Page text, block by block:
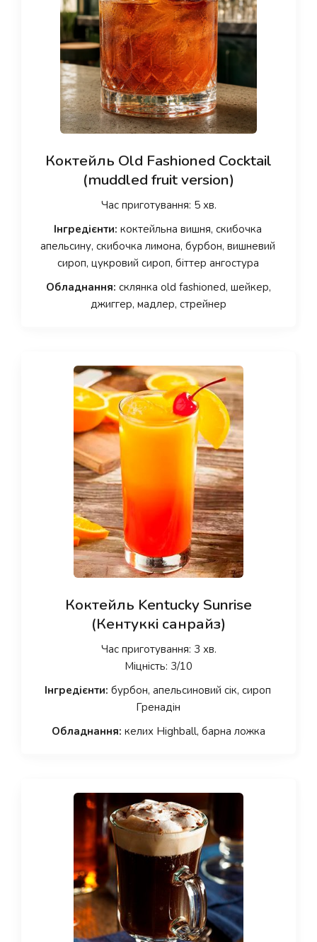
Коктейль Old Fashioned Cocktail
(muddled fruit version)
Час приготування: 5 хв.
Інгредієнти: коктейльна вишня, скибочка
апельсину, скибочка лимона, бурбон, вишневий
сироп, цукровий сироп, біттер ангостура
Обладнання: склянка old fashioned, шейкер,
джиггер, мадлер, стрейнер
Коктейль Kentucky Sunrise
(Кентуккі санрайз)
Час приготування: 3 хв.
Міцність: 3/10
Інгредієнти: бурбон, апельсиновий сік, сироп
Гренадін
Обладнання: келих Highball, барна ложка